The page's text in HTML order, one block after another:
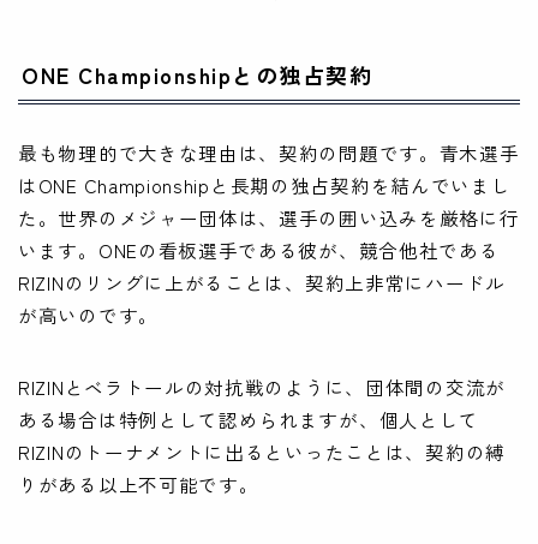
ONE Championshipとの独占契約
最も物理的で大きな理由は、契約の問題です。青木選手
はONE Championshipと長期の独占契約を結んでいまし
た。世界のメジャー団体は、選手の囲い込みを厳格に行
います。ONEの看板選手である彼が、競合他社である
RIZINのリングに上がることは、契約上非常にハードル
が高いのです。
RIZINとベラトールの対抗戦のように、団体間の交流が
ある場合は特例として認められますが、個人として
RIZINのトーナメントに出るといったことは、契約の縛
りがある以上不可能です。